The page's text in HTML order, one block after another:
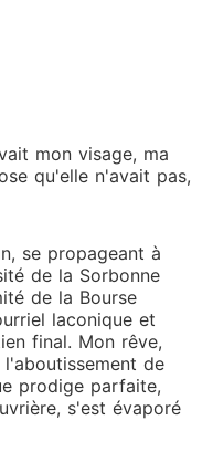
mon visage, ma
qu'elle n'avait pas,
se propageant à
de la Sorbonne
de la Bourse
laconique et
final. Mon rêve,
de
prodige parfaite,
s'est évaporé